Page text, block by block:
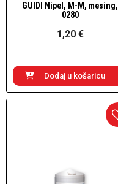
Brzi pogled
GUIDI Nipel, M-M, mesing,
0280
1,20 €
Dodaj u košaricu